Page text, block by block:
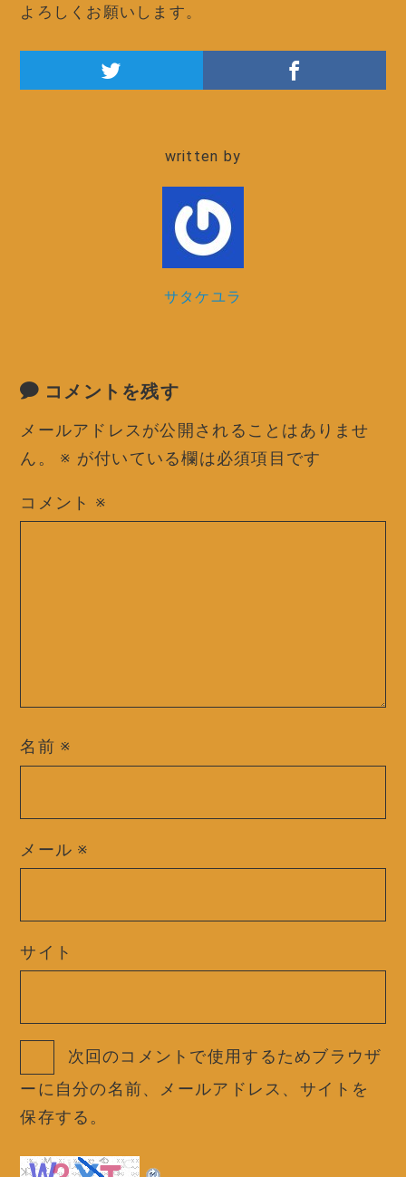
よろしくお願いします。
written by
サタケユラ
コメントを残す
メールアドレスが公開されることはありませ
ん。
※ が付いている欄は必須項目です
コメント ※
名前 ※
メール ※
サイト
次回のコメントで使用するためブラウザ
ーに自分の名前、メールアドレス、サイトを
保存する。